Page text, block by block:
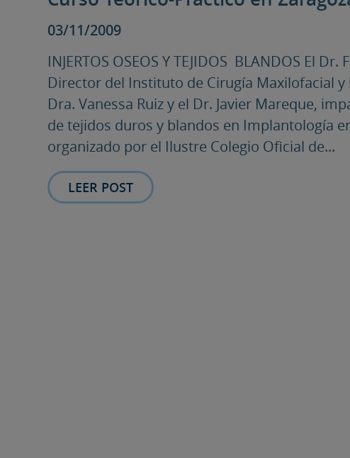
03/11/2009
INJERTOS OSEOS Y TEJIDOS BLANDOS El
Director del Instituto de Cirugía Maxilofacial
Dra. Vanessa Ruiz y el Dr. Javier Mareque,
de tejidos duros y blandos en Implantología
organizado por el Ilustre Colegio Oficial de...
LEER POST